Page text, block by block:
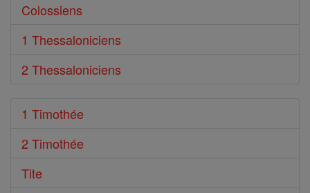
Colossiens
1 Thessaloniciens
2 Thessaloniciens
1 Timothée
2 Timothée
Tite